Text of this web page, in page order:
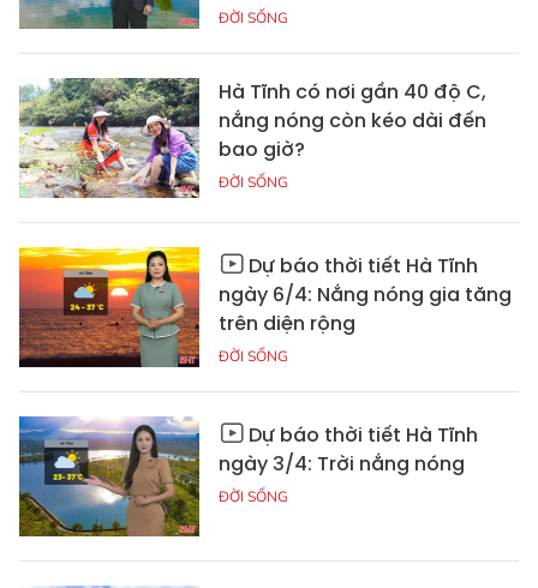
ĐỜI SỐNG
Hà Tĩnh có nơi gần 40 độ C,
nắng nóng còn kéo dài đến
bao giờ?
ĐỜI SỐNG
Dự báo thời tiết Hà Tĩnh
ngày 6/4: Nắng nóng gia tăng
trên diện rộng
ĐỜI SỐNG
Dự báo thời tiết Hà Tĩnh
ngày 3/4: Trời nắng nóng
ĐỜI SỐNG